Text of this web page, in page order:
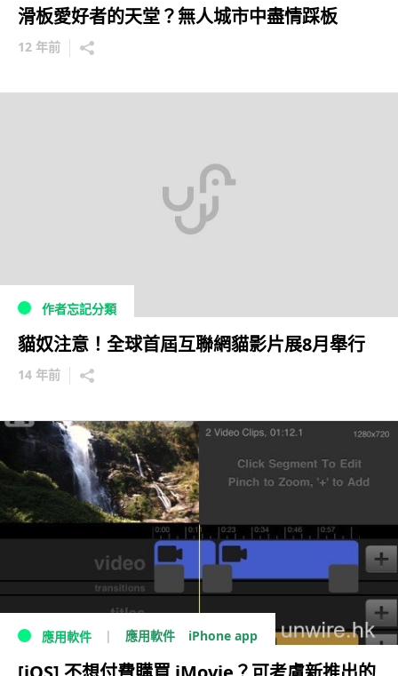
滑板愛好者的天堂？無人城市中盡情踩板
12 年前
作者忘記分類
貓奴注意！全球首屆互聯網貓影片展8月舉行
14 年前
應用軟件 應用軟件 iPhone app